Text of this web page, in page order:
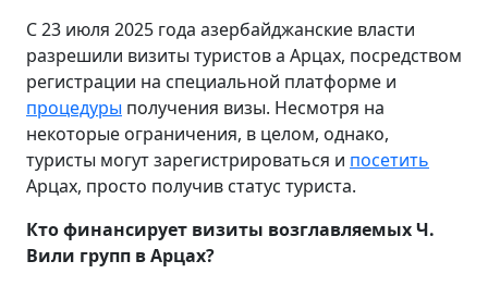
С 23 июля 2025 года азербайджанские власти
разрешили визиты туристов а Арцах, посредством
регистрации на специальной платформе и
процедуры получения визы. Несмотря на
некоторые ограничения, в целом, однако,
туристы могут зарегистрироваться и посетить
Арцах, просто получив статус туриста.
Кто финансирует визиты возглавляемых Ч.
Вили групп в Арцах?